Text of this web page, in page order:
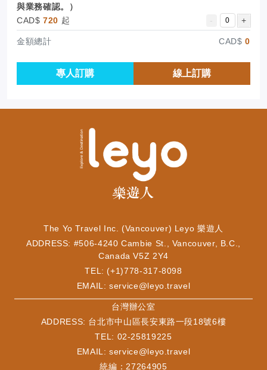
與業務確認。）
CAD$ 720 起 - +
金額總計 CAD$0
專人訂購 線上訂購
The Yo Travel Inc. (Vancouver) Leyo 樂遊人
ADDRESS: #506-4240 Cambie St., Vancouver, B.C.,
Canada V5Z 2Y4
TEL: (+1)778-317-8098
EMAIL:service@leyo.travel
​台灣辦公室
ADDRESS: 台北市中山區長安東路一段18號6樓
TEL: 02-25819225
EMAIL:service@leyo.travel
統編：27264905